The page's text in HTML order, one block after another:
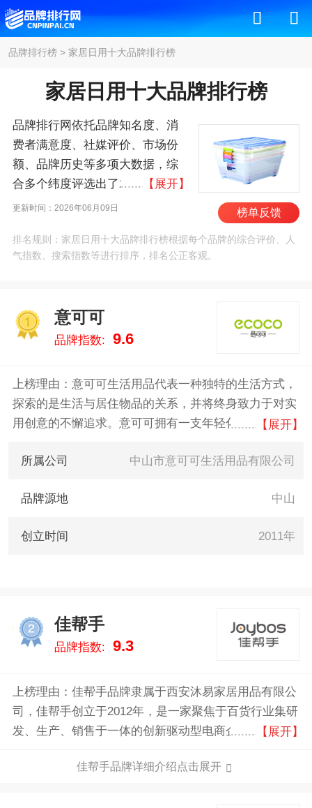
品牌排行榜> 家居日用十大品牌排行榜
家居日用十大品牌排行榜
品牌排行网依托品牌知名度、消
费者满意度、社媒评价、市场份
额、品牌历史等多项大数据，综
合多个纬度评选出了2026年家居
日用十大品牌排行榜，其中前十
绿之源、洁柔、洁丽雅/GRACE、
加加林/JAJALIN、茶
我们致力于用最真实的数据告诉
您家居日用什么牌子好，供您参
【展开】
更新时间：2026年06月09日 榜单反馈
排名规则：家居日用十大品牌排行榜根据每个品牌的综合评价、人
气指数、搜索指数等进行排序，排名公正客观。
意可可
品牌指数: 9.6
上榜理由：意可可生活用品代表一种独特的生活方式，
探索的是生活与居住物品的关系，并将终身致力于对实
用创意的不懈追求。意可可拥有一支年轻化、知识化、
有“意可可”和“ecoco”中英文商标品牌，至今已申请十多
体验与互动，以及对创意日用品情感融合品质的完美追
【展开】
所属公司 中山市意可可生活用品有限公司
品牌源地 中山
创立时间 2011年
佳帮手
品牌指数: 9.3
上榜理由：佳帮手品牌隶属于西安沐易家居用品有限公
司，佳帮手创立于2012年，是一家聚焦于百货行业集研
发、生产、销售于一体的创新驱动型电商企业，主营业
【展开】
佳帮手品牌详细介绍点击展开